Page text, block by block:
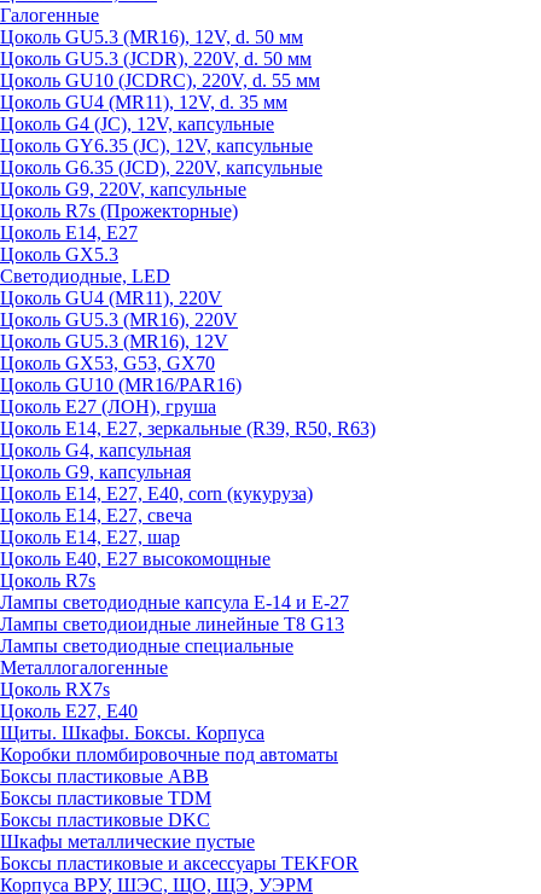
Галогенные
Цоколь GU5.3 (MR16), 12V, d. 50 мм
Цоколь GU5.3 (JCDR), 220V, d. 50 мм
Цоколь GU10 (JCDRC), 220V, d. 55 мм
Цоколь GU4 (MR11), 12V, d. 35 мм
Цоколь G4 (JC), 12V, капсульные
Цоколь GY6.35 (JC), 12V, капсульные
Цоколь G6.35 (JCD), 220V, капсульные
Цоколь G9, 220V, капсульные
Цоколь R7s (Прожекторные)
Цоколь E14, E27
Цоколь GX5.3
Светодиодные, LED
Цоколь GU4 (MR11), 220V
Цоколь GU5.3 (MR16), 220V
Цоколь GU5.3 (MR16), 12V
Цоколь GX53, G53, GX70
Цоколь GU10 (MR16/PAR16)
Цоколь Е27 (ЛОН), груша
Цоколь Е14, Е27, зеркальные (R39, R50, R63)
Цоколь G4, капсульная
Цоколь G9, капсульная
Цоколь Е14, Е27, Е40, corn (кукуруза)
Цоколь Е14, Е27, свеча
Цоколь Е14, Е27, шар
Цоколь Е40, Е27 высокомощные
Цоколь R7s
Лампы светодиодные капсула Е-14 и Е-27
Лампы светодиоидные линейные T8 G13
Лампы светодиодные специальные
Металлогалогенные
Цоколь RX7s
Цоколь Е27, E40
Щиты. Шкафы. Боксы. Корпуса
Коробки пломбировочные под автоматы
Боксы пластиковые ABB
Боксы пластиковые TDM
Боксы пластиковые DKC
Шкафы металлические пустые
Боксы пластиковые и аксессуары TEKFOR
Корпуса ВРУ, ШЭС, ЩО, ЩЭ, УЭРМ